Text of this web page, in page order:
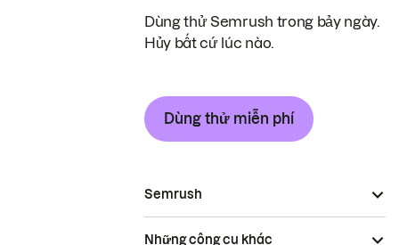
Dùng thử Semrush trong bảy ngày.
Hủy bất cứ lúc nào.
Dùng thử miễn phí
Semrush
Những công cụ khác